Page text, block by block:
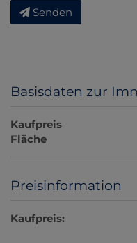
Senden
Basisdaten zur
Kaufpreis
Fläche
Preisinformation
Kaufpreis: